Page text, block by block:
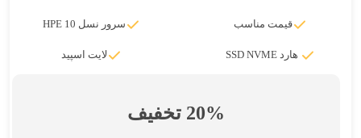
قیمت مناسب سرور نسل 10 HPE
هارد SSD NVME لایت اسپید
20% تخفیف